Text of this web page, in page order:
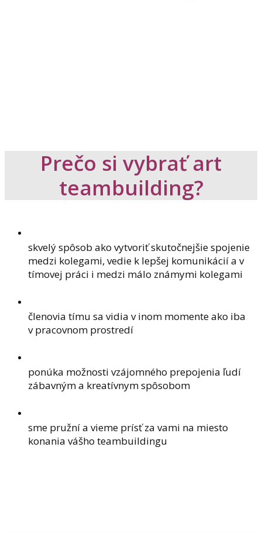
Prečo si vybrať art
teambuilding?
skvelý spôsob ako vytvoriť skutočnejšie spojenie
medzi kolegami, vedie k lepšej komunikácií a v
tímovej práci i medzi málo známymi kolegami
členovia tímu sa vidia v inom momente ako iba
v pracovnom prostredí
ponúka možnosti vzájomného prepojenia ľudí
zábavným a kreatívnym spôsobom
sme pružní a vieme prísť za vami na miesto
konania vášho teambuildingu